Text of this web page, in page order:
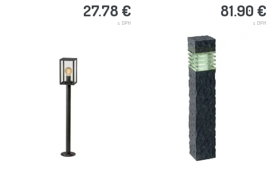
27.78 €
s DPH
81.90 €
s DPH